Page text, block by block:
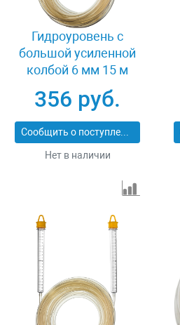
Гидроуровень с
большой усиленной
колбой 6 мм 15 м
Stayer MASTER 3486-
06-15
356 руб.
Сообщить о поступлении
Нет в наличии